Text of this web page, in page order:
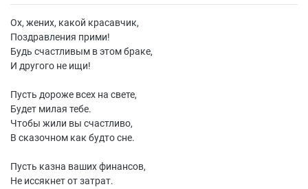
Ох, жених, какой красавчик,
Поздравления прими!
Будь счастливым в этом браке,
И другого не ищи!
Пусть дороже всех на свете,
Будет милая тебе.
Чтобы жили вы счастливо,
В сказочном как будто сне.
Пусть казна ваших финансов,
Не иссякнет от затрат.